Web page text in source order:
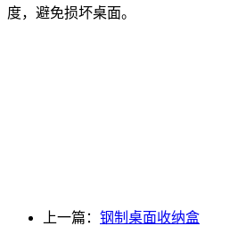
度，避免损坏桌面。
上一篇： 钢制桌面收纳盒